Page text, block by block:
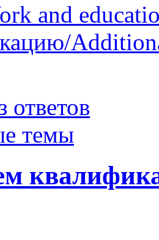
and
ответов
темы